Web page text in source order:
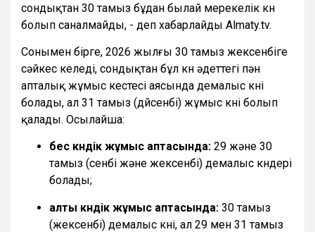
сондықтан 30 тамыз бұдан былай мерекелік күн
болып саналмайды, - деп хабарлайды Almaty.tv.
Сонымен бірге, 2026 жылғы 30 тамыз жексенбіге
сәйкес келеді, сондықтан бұл күн әдеттегі пән
апталық жұмыс кестесі аясында демалыс күні
болады, ал 31 тамыз (дүйсенбі) жұмыс күні болып
қалады. Осылайша:
бес күндік жұмыс аптасында: 29 және 30
тамыз (сенбі және жексенбі) демалыс күндері
болады;
алты күндік жұмыс аптасында: 30 тамыз
(жексенбі) демалыс күні, ал 29 мен 31 тамыз